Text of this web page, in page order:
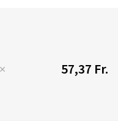
57,37 Fr.